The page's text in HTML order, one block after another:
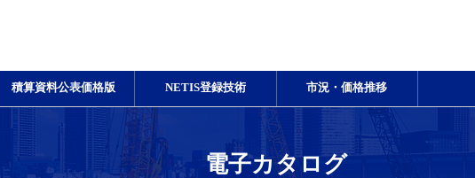
積算資料公表価格版 NETIS登録技術 市況・価格推移
電子カタログ